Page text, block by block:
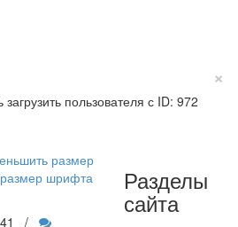
×
пользователя с ID: 972
размер
размер шрифта
/
Разделы
сайта